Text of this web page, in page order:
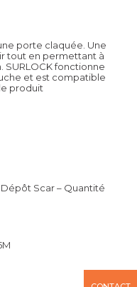
porte claquée. Une
tout en permettant à
SURLOCK fonctionne
et est compatible
produit
Dépôt Scar – Quantité